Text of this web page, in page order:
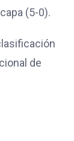
(5-0).
de